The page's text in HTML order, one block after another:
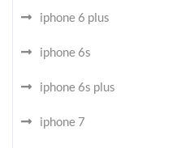
iphone 6 plus
iphone 6s
iphone 6s plus
iphone 7